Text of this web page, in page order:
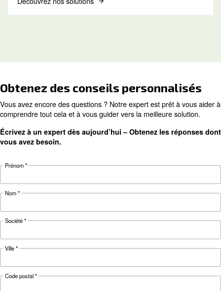
CONNAÎTRE L’AIR COMPRIMÉ
Compresseur d’air